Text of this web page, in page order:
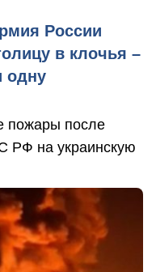
России
в клочья –
одну
пожары после
РФ на украинскую